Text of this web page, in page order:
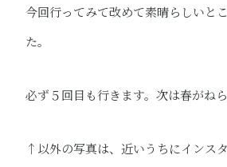
今回行ってみて改めて素晴らしいと
た。
必ず５回目も行きます。次は春がねら
↑以外の写真は、近いうちにインス